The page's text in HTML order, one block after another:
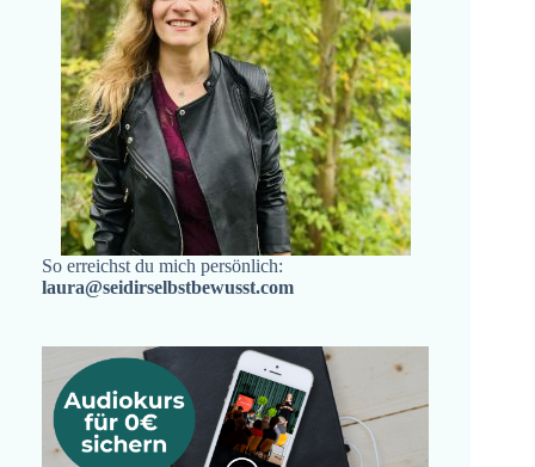
So erreichst du mich persönlich:
laura@seidirselbstbewusst.com